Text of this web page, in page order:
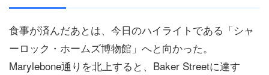
食事が済んだあとは、今日のハイライトである「シャ
ーロック・ホームズ博物館」へと向かった。
Marylebone通りを北上すると、Baker Streetに達す